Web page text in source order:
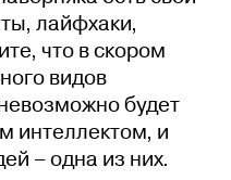
лайфхаки,
что в скором
видов
будет
интеллектом, и
– одна из них.